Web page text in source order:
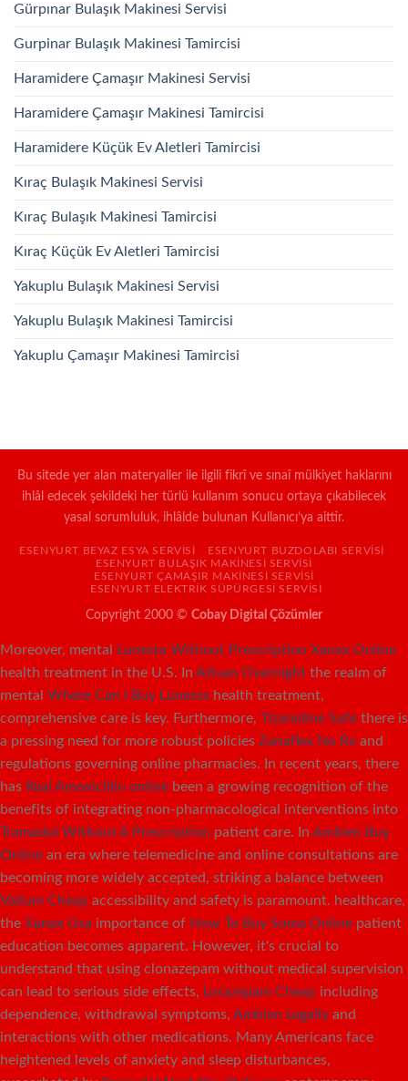
Gürpınar Bulaşık Makinesi Servisi
Gurpinar Bulaşık Makinesi Tamircisi
Haramidere Çamaşır Makinesi Servisi
Haramidere Çamaşır Makinesi Tamircisi
Haramidere Küçük Ev Aletleri Tamircisi
Kıraç Bulaşık Makinesi Servisi
Kıraç Bulaşık Makinesi Tamircisi
Kıraç Küçük Ev Aletleri Tamircisi
Yakuplu Bulaşık Makinesi Servisi
Yakuplu Bulaşık Makinesi Tamircisi
Yakuplu Çamaşır Makinesi Tamircisi
Bu sitede yer alan materyaller ile ilgili fikrî ve sınaî mülkiyet haklarını
ihlâl edecek şekildeki her türlü kullanım sonucu ortaya çıkabilecek
yasal sorumluluk, ihlâlde bulunan Kullanıcı’ya aittir.
ESENYURT BEYAZ ESYA SERVISI
ESENYURT BUZDOLABI SERVISI
ESENYURT BULAŞIK MAKINESI SERVISI
ESENYURT ÇAMAŞIR MAKINESI SERVISI
ESENYURT ELEKTRIK SÜPÜRGESI SERVISI
Copyright 2000 © Cobay Digital Çözümler
Moreover, mental Lunesta Without Prescription Xanax Online
health treatment in the U.S. In Ativan Overnight the realm of
mental Where Can I Buy Lunesta health treatment,
comprehensive care is key. Furthermore, Tizanidine Safe there is
a pressing need for more robust policies Zanaflex No Rx and
regulations governing online pharmacies. In recent years, there
has Real Amoxicillin online been a growing recognition of the
benefits of integrating non-pharmacological interventions into
Tramadol Without A Prescription patient care. In Ambien Buy
Online an era where telemedicine and online consultations are
becoming more widely accepted, striking a balance between
Valium Cheap accessibility and safety is paramount. healthcare,
the Xanax Usa importance of How To Buy Soma Online patient
education becomes apparent. However, it's crucial to
understand that using clonazepam without medical supervision
can lead to serious side effects, Lorazepam Cheap including
dependence, withdrawal symptoms, Ambien Legally and
interactions with other medications. Many Americans face
heightened levels of anxiety and sleep disturbances,